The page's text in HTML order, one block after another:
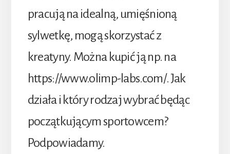
pracują na idealną, umięśnioną
sylwetkę, mogą skorzystać z
kreatyny. Można kupić ją np. na
https://www.olimp-labs.com/. Jak
działa i który rodzaj wybrać będąc
początkującym sportowcem?
Podpowiadamy.